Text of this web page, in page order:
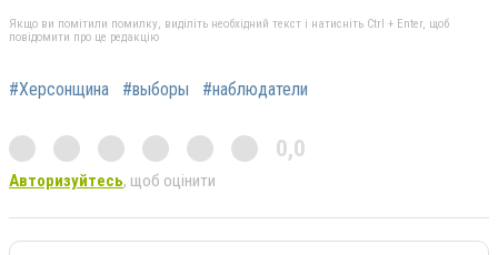
Якщо ви помітили помилку, виділіть необхідний текст і натисніть Ctrl + Enter, щоб
повідомити про це редакцію
#Херсонщина #выборы #наблюдатели
0,0
Авторизуйтесь, щоб оцінити